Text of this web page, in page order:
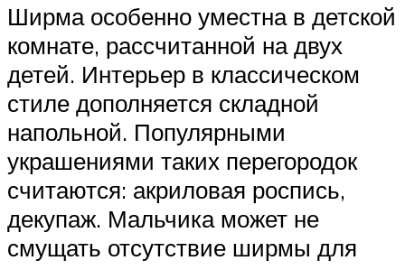
Ширма особенно уместна в детской
комнате, рассчитанной на двух
детей. Интерьер в классическом
стиле дополняется складной
напольной. Популярными
украшениями таких перегородок
считаются: акриловая роспись,
декупаж. Мальчика может не
смущать отсутствие ширмы для